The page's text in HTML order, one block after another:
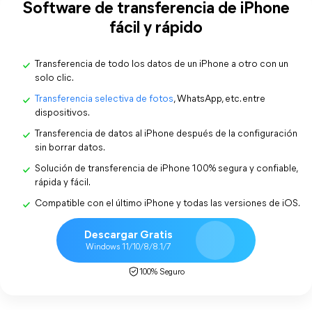
Software de transferencia de iPhone
fácil y rápido
Transferencia de todo los datos de un iPhone a otro con un
solo clic.
Transferencia selectiva de fotos, WhatsApp, etc. entre
dispositivos.
Transferencia de datos al iPhone después de la configuración
sin borrar datos.
Solución de transferencia de iPhone 100% segura y confiable,
rápida y fácil.
Compatible con el último iPhone y todas las versiones de iOS.
Descargar Gratis
Windows 11/10/8/8.1/7
100% Seguro